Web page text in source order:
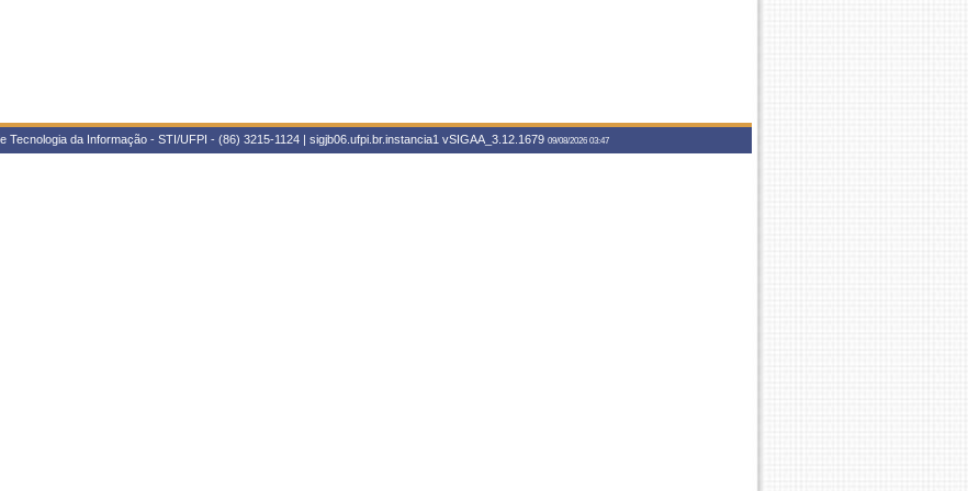
Tecnologia da Informação - STI/UFPI - (86) 3215-1124 | sigjb06.ufpi.br.instancia1 vSIGAA_3.12.1679 09/08/2026 03:47